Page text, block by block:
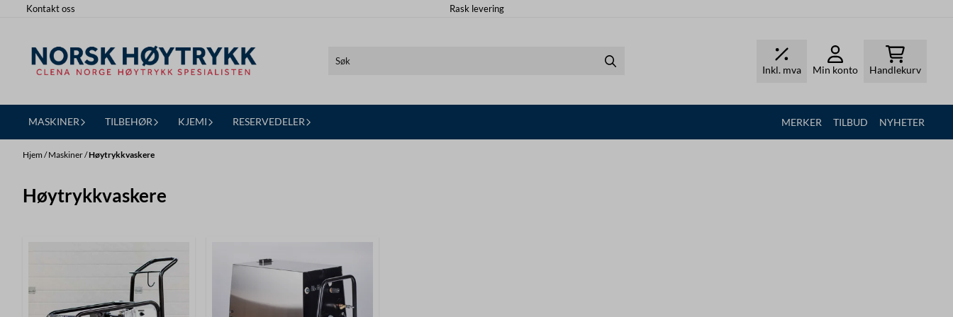
Hopp til innhold
Kontakt oss Rask levering
Inkl. mva Min konto Handlekurv
MASKINER TILBEHØR KJEMI RESERVEDELER MERKER TILBUD NYHETER
Hjem /Maskiner/Høytrykkvaskere
Høytrykkvaskere